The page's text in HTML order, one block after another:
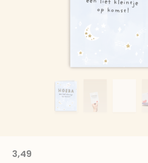
3,49